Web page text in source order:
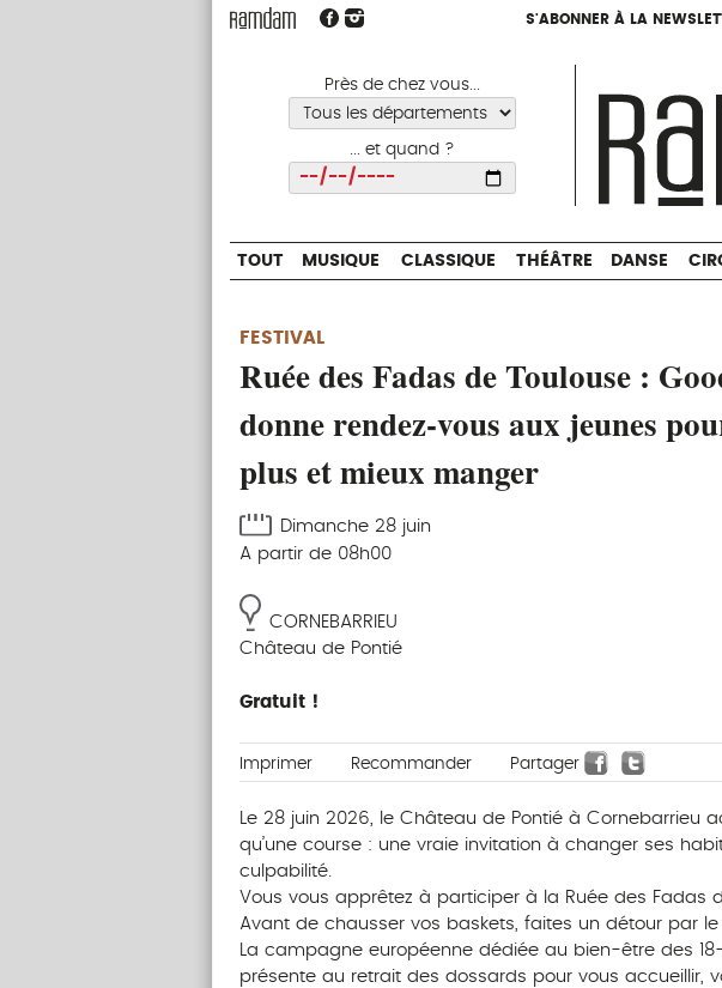
S'ABONNER À LA
Près de chez vous...
... et quand ?
S'ABONNER À LA
TOUT MUSIQUE CLASSIQUE THÉÂTRE DANSE
FESTIVAL
Ruée des Fadas de Toulouse :
donne rendez-vous aux jeunes
plus et mieux manger
Dimanche 28 juin
A partir de 08h00
CORNEBARRIEU
Château de Pontié
Gratuit !
Imprimer Recommander Partager
Le 28 juin 2026, le Château de Pontié à Cornebarrieu
qu’une course : une vraie invitation à changer ses
culpabilité.
Vous vous apprêtez à participer à la Ruée des Fadas
Avant de chausser vos baskets, faites un détour par
La campagne européenne dédiée au bien-être des
présente au retrait des dossards pour vous accueillir,